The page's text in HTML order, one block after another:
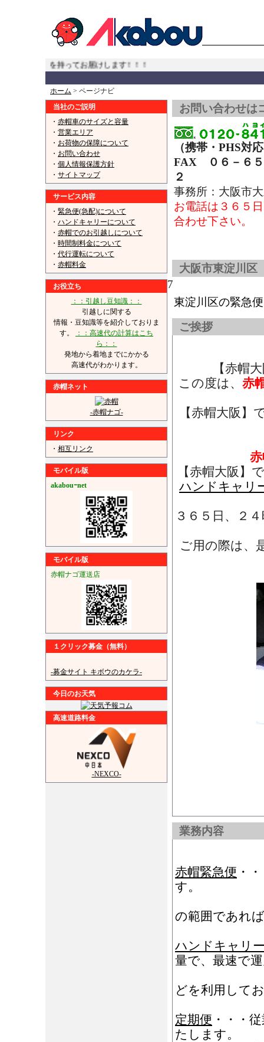
も責任を持ってお届けします！！！
ホーム > ページナビ
当社のご説明
・ 赤帽車のサイズと容量
・ 営業エリア
・ お荷物の保障について
・ お問い合わせ
・ 個人情報保護方針
・ サイトマップ
サービス内容
・ 緊急便(急配)について
・ ハンドキャリーについて
・ 赤帽でのお引越しについて
・ 時間制料金について
・ 代行運転について
・ 赤帽料金
お役立ち
：：引越し豆知識：：
引越しに関する
情報・豆知識等を紹介しておりま
す。
：：高速代の計算はこち
ら：：
発地から着地までにかかる
高速代がわかります。
赤帽ネット
-赤帽ナゴ-
リンク
・ 相互リンク
モバイル版
akabouｰnet
モバイル版
赤帽ナゴ運送店
１クリック募金（無料）
-募金サイト キボウのカケラ-
今日のお天気
高速道路料金
-NEXCO-
お問い合わせは
（携帯・PHS対
FAX ０６－６５
２
事務所：大阪市
お電話は３６５
合わせ下さい。
大阪市東淀川区
7
東淀川区の緊急
ご挨拶
【赤帽
この度は、 赤
【赤帽大阪
【赤帽大阪】
ハンドキャリ
３６５日、２
ご用の際は、
業務内容
赤帽緊急便 ・
す。
の範囲であれ
ハンドキャリ
量で、最速で
どを利用して
定期便 ・・・
たします。